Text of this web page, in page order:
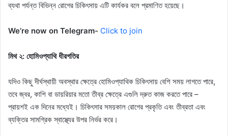
ব্যথা পর্যন্ত বিভিন্ন রোগের চিকিৎসায় এটি কার্যকর বলে প্রমাণিত হয়েছে।
We’re now on Telegram- Click to join
মিথ ২: হোমিওপ্যাথি ধীরগতির
যদিও কিছু দীর্ঘস্থায়ী অবস্থার ক্ষেত্রে হোমিওপ্যাথিক চিকিৎসায় বেশি সময় লাগতে পারে,
তবে জ্বর, কাশি বা ডায়রিয়ার মতো তীব্র ক্ষেত্রে এগুলি দ্রুত কাজ করতে পারে –
প্রায়শই এক দিনের মধ্যেই। চিকিৎসার সময়কাল রোগের প্রকৃতি এবং তীব্রতা এবং
ব্যক্তির সামগ্রিক স্বাস্থ্যের উপর নির্ভর করে।